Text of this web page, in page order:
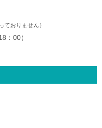
おりません）
：00）